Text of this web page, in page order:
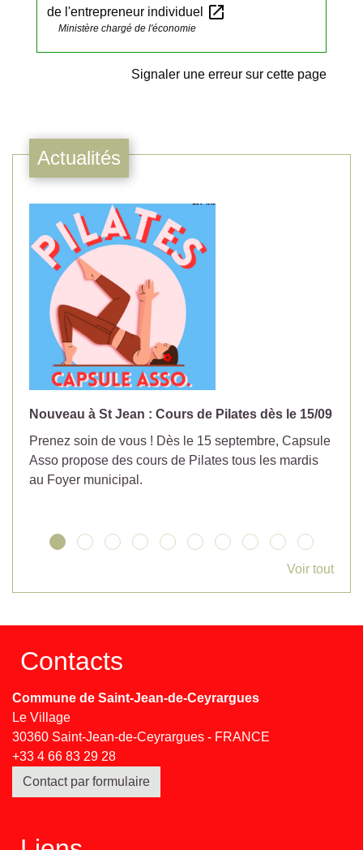
de l'entrepreneur individuel
open_in_new
Ministère chargé de l'économie
Signaler une erreur sur cette page
Actualités
Nouveau à St Jean : Cours de Pilates dès le 15/09
Prenez soin de vous ! Dès le 15 septembre, Capsule
Asso propose des cours de Pilates tous les mardis
au Foyer municipal.
Voir tout
Contacts
Commune de Saint-Jean-de-Ceyrargues
Le Village
30360 Saint-Jean-de-Ceyrargues - FRANCE
+33 4 66 83 29 28
Contact par formulaire